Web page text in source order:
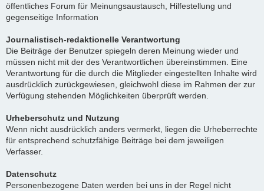
öffentliches Forum für Meinungsaustausch, Hilfestellung und
gegenseitige Information
Journalistisch-redaktionelle Verantwortung
Die Beiträge der Benutzer spiegeln deren Meinung wieder und
müssen nicht mit der des Verantwortlichen übereinstimmen. Eine
Verantwortung für die durch die Mitglieder eingestellten Inhalte wird
ausdrücklich zurückgewiesen, gleichwohl diese im Rahmen der zur
Verfügung stehenden Möglichkeiten überprüft werden.
Urheberschutz und Nutzung
Wenn nicht ausdrücklich anders vermerkt, liegen die Urheberrechte
für entsprechend schutzfähige Beiträge bei dem jeweiligen
Verfasser.
Datenschutz
Personenbezogene Daten werden bei uns in der Regel nicht